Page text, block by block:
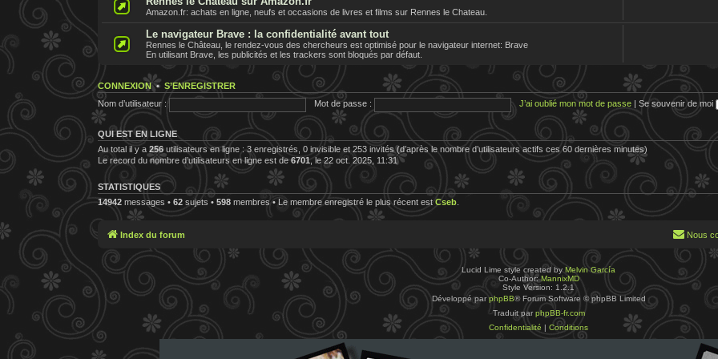
Amazon.fr: achats en ligne, neufs et occasions de livres et films sur Rennes le Chateau.
Le navigateur Brave : la confidentialité avant tout
Rennes le Château, le rendez-vous des chercheurs est optimisé pour le navigateur internet: Brave
En utilisant Brave, les publicités et les trackers sont bloqués par défaut.
CONNEXION• S’ENREGISTRER
Nom d’utilisateur :
Mot de passe : J’ai oublié mon mot de passe Se souvenir de moi
QUI EST EN LIGNE
Au total il y a 256utilisateurs en ligne : 3 enregistrés, 0 invisible et 253 invités (d’après le nombre d’utilisateurs actifs ces 60 dernières minutes)
Le record du nombre d’utilisateurs en ligne est de6701, le 22 oct. 2025, 11:31
STATISTIQUES
14942 messages • 62 sujets • 598 membres • Le membre enregistré le plus récent estCseb
Index du forum Nous
Lucid Lime style created by Melvin García
Co-Author:MannixMD
Style Version: 1.2.1
Développé parphpBB® Forum Software © phpBB Limited
Traduit par phpBB-fr.com
Confidentialité | Conditions